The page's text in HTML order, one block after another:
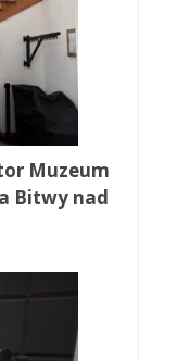
Muzeum
Bitwy nad